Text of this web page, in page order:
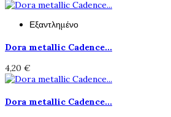
Εξαντλημένο
Dora metallic Cadence...
4,20 €
Dora metallic Cadence...